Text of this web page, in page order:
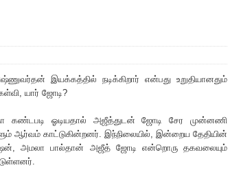
இயக்கத்தில் நடிக்கிறார் என்பது உறுதியானதும்
யார் ஜோடி?
கண்டபடி ஓடியதால் அ‌‌ஜீத்துடன் ஜோடி சேர முன்னணி
ஆர்வம் காட்டுகின்றனர். இந்நிலையில், இன்றைய தேதியின்
அமலா பால்தான் அ‌‌ஜீத் ஜோடி என்றொரு தகவலையும்